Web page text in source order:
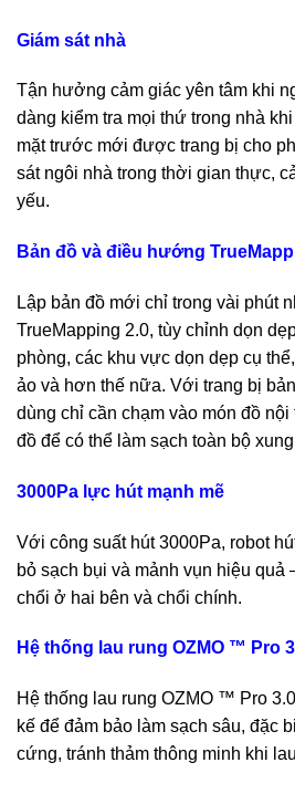
Giám sát nhà
Tận hưởng cảm giác yên tâm khi
dàng kiểm tra mọi thứ trong nhà
mặt trước mới được trang bị cho
sát ngôi nhà trong thời gian thực,
yếu.
Bản đồ và điều hướng
Lập bản đồ mới chỉ trong vài phút
TrueMapping 2.0, tùy chỉnh dọn
phòng, các khu vực dọn dẹp cụ
ảo và hơn thế nữa. Với trang bị
dùng chỉ cần chạm vào món đồ nội
đồ để có thể làm sạch toàn bộ
3000Pa lực hút mạnh mẽ
Với công suất hút 3000Pa, robot
bỏ sạch bụi và mảnh vụn hiệu quả
chổi ở hai bên và chổi chính.
Hệ thống lau rung OZMO ™ Pro
Hệ thống lau rung OZMO ™ Pro
kế để đảm bảo làm sạch sâu, đặc
cứng, tránh thảm thông minh khi